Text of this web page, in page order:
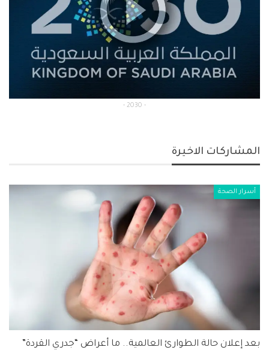
- 2030 -
المشاركات الاخيرة
أسرار الصحة
بعد إعلان حالة الطوارئ العالمية.. ما أعراض “جدري القردة”